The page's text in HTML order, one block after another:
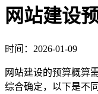
网站建设
时间：2026-01-09
网站建设的预算概算
综合确定，以下是不